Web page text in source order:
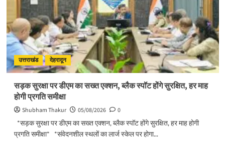
उत्तराखंड देहरादून
सड़क सुरक्षा पर डीएम का सख्त एक्शन, ब्लैक स्पॉट होंगे सुरक्षित, हर माह
होगी प्रगति समीक्षा
Shubham Thakur 05/08/2026
0
*सड़क सुरक्षा पर डीएम का सख्त एक्शन, ब्लैक स्पॉट होंगे सुरक्षित, हर माह होगी
प्रगति समीक्षा* *संवेदनशील स्थलों का लार्ज स्केल पर होगा...